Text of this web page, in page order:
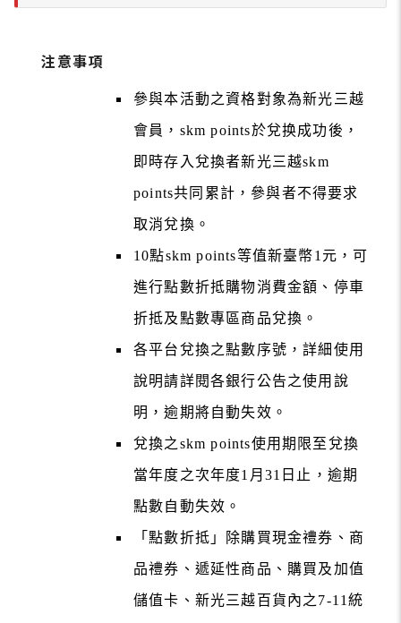
注意事項
參與本活動之資格對象為新光三越
會員，skm points於兌换成功後，
即時存入兌換者新光三越skm
points共同累計，參與者不得要求
取消兌換。
10點skm points等值新臺幣1元，可
進行點數折抵購物消費金額、停車
折抵及點數專區商品兌換。
各平台兌換之點數序號，詳細使用
說明請詳閱各銀行公告之使用說
明，逾期將自動失效。
兌換之skm points使用期限至兌換
當年度之次年度1月31日止，逾期
點數自動失效。
「點數折抵」除購買現金禮券、商
品禮券、遞延性商品、購買及加值
儲值卡、新光三越百貨內之7-11統